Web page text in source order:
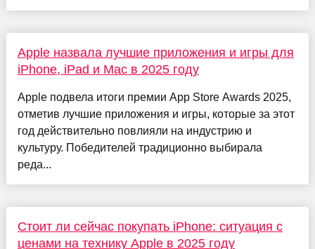
Apple назвала лучшие приложения и игры для
iPhone, iPad и Mac в 2025 году
Apple подвела итоги премии App Store Awards 2025,
отметив лучшие приложения и игры, которые за этот
год действительно повлияли на индустрию и
культуру. Победителей традиционно выбирала
реда...
Стоит ли сейчас покупать iPhone: ситуация с
ценами на технику Apple в 2025 году